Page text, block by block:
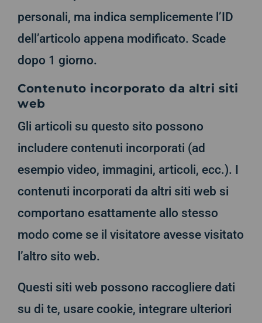
personali, ma indica semplicemente l’ID
dell’articolo appena modificato. Scade
dopo 1 giorno.
Contenuto incorporato da altri siti
web
Gli articoli su questo sito possono
includere contenuti incorporati (ad
esempio video, immagini, articoli, ecc.). I
contenuti incorporati da altri siti web si
comportano esattamente allo stesso
modo come se il visitatore avesse visitato
l’altro sito web.
Questi siti web possono raccogliere dati
su di te, usare cookie, integrare ulteriori